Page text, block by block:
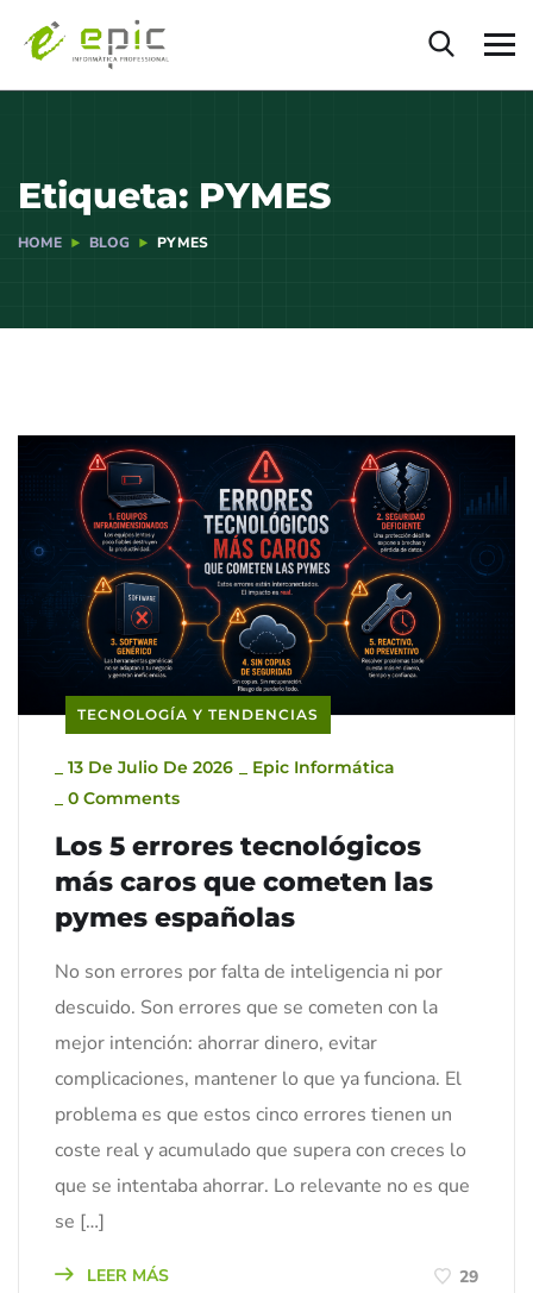
Etiqueta: PYMES
HOME BLOG PYMES
TECNOLOGÍA Y TENDENCIAS
13 De Julio De 2026
Epic Informática
0 Comments
Los 5 errores tecnológicos
más caros que cometen las
pymes españolas
No son errores por falta de inteligencia ni por
descuido. Son errores que se cometen con la
mejor intención: ahorrar dinero, evitar
complicaciones, mantener lo que ya funciona. El
problema es que estos cinco errores tienen un
coste real y acumulado que supera con creces lo
que se intentaba ahorrar. Lo relevante no es que
se […]
LEER MÁS 29